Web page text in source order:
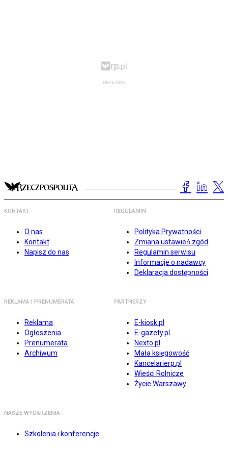
KONTAKT
O nas
Kontakt
Napisz do nas
REGULAMIN
Polityka Prywatności
Zmiana ustawień zgód
Regulamin serwisu
Informacje o nadawcy
Deklaracja dostępności
REKLAMA I PRENUMERATA
Reklama
Ogłoszenia
Prenumerata
Archiwum
PARTNERZY
E-kiosk.pl
E-gazety.pl
Nexto.pl
Mała księgowość
Kancelarierp.pl
Wieści Rolnicze
Życie Warszawy
NASZE WYDARZENIA
Szkolenia i konferencje